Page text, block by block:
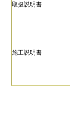
取扱説明書
施工説明書